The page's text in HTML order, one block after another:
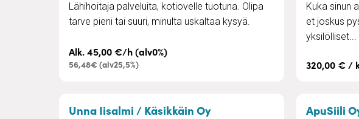
Lähihoitaja palveluita, kotiovelle tuotuna. Olipa
tarve pieni tai suuri, minulta uskaltaa kysyä.
Alk. 45,00 €/h (alv0%)
56,48€ (alv25,5%)
Kuka sinun
et joskus
yksilölliset...
320,00 € /
Unna Iisalmi / Käsikkäin Oy– Kotihoiva ja ApuSiili